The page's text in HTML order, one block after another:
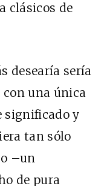
clásicos de
desearía sería
una única
significado y
tan sólo
–un
de pura